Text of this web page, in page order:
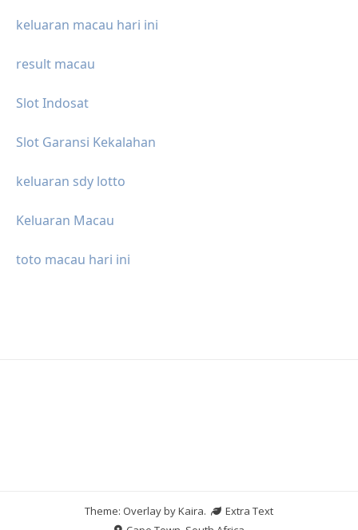
keluaran macau hari ini
result macau
Slot Indosat
Slot Garansi Kekalahan
keluaran sdy lotto
Keluaran Macau
toto macau hari ini
Theme: Overlay byKaira.
Extra Text